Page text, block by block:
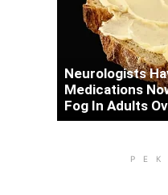
Neurologists
Medications
Fog In Adults